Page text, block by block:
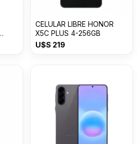
CELULAR LIBRE HONOR
X5C PLUS 4-256GB
U$S 219